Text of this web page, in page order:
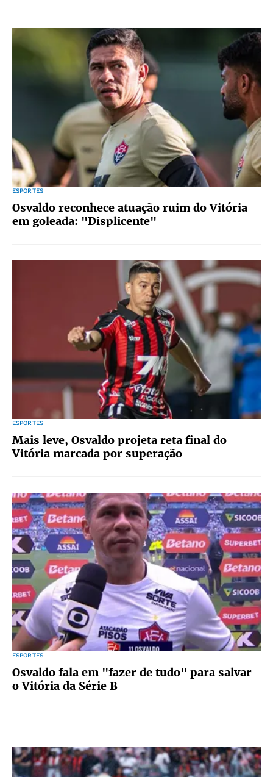
ESPORTES
Osvaldo reconhece atuação ruim do Vitória
em goleada: "Displicente"
ESPORTES
Mais leve, Osvaldo projeta reta final do
Vitória marcada por superação
ESPORTES
Osvaldo fala em "fazer de tudo" para salvar
o Vitória da Série B